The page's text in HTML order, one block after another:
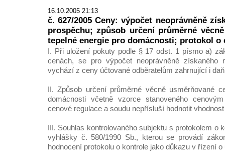
16.10.2005 21:13
č. 627/2005 Ceny: výpočet neoprávněně
prospěchu; způsob určení průměrné
tepelné energie pro domácnosti; protokol o
I. Při uložení pokuty podle § 17 odst. 1 písmo a)
cenách, se pro výpočet neoprávněně získaného
vychází z ceny účtované odběratelům zahrnující i
II. Způsob určení průměrné věcně usměrňované
domácnosti včetně vzorce stanoveného
cenové regulace a soudu nepřísluší hodnotit
III. Souhlas kontrolovaného subjektu s protokolem o
vyhlášky č. 580/1990 Sb., kterou se provádí
hodnocení protokolu o kontrole jako důkazu v řízení o